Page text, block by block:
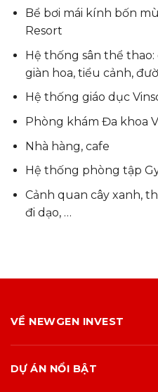
Bể bơi mái kính bốn
Resort
Hệ thống sân thể
giàn hoa, tiểu cảnh,
Hệ thống giáo dục
Phòng khám Đa khoa
Nhà hàng, cafe
Hệ thống phòng tập
Cảnh quan cây xanh,
đi dạo, …
VỀ NEWGEN INVEST
DỰ ÁN NỔI BẬT